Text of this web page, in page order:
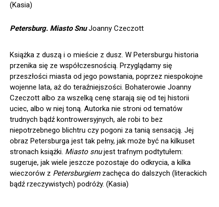
(Kasia)
Petersburg. Miasto SnuJoanny Czeczott
Książka z duszą i o mieście z dusz. W Petersburgu historia
przenika się ze współczesnością. Przyglądamy się
przeszłości miasta od jego powstania, poprzez niespokojne
wojenne lata, aż do teraźniejszości. Bohaterowie Joanny
Czeczott albo za wszelką cenę starają się od tej historii
uciec, albo w niej toną. Autorka nie stroni od tematów
trudnych bądź kontrowersyjnych, ale robi to bez
niepotrzebnego blichtru czy pogoni za tanią sensacją. Jej
obraz Petersburga jest tak pełny, jak może być na kilkuset
stronach książki. Miasto snujest trafnym podtytułem:
sugeruje, jak wiele jeszcze pozostaje do odkrycia, a kilka
wieczorów z Petersburgiem zachęca do dalszych (literackich
bądź rzeczywistych) podróży. (Kasia)